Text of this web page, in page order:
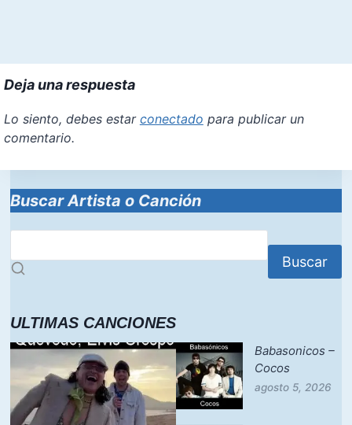
Deja una respuesta
Lo siento, debes estar conectado para publicar un
comentario.
Buscar Artista o Canción
Buscar
ULTIMAS CANCIONES
Babasonicos –
Cocos
agosto 5, 2026